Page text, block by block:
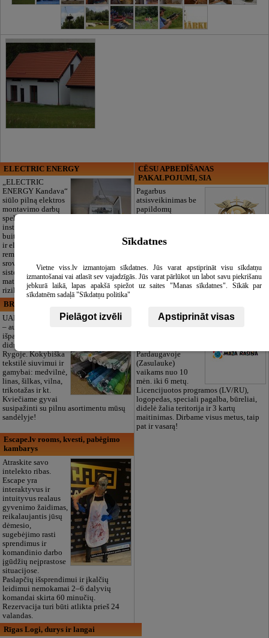
ELECTRIC ENERGY
„ELECTRIC
ENERGY Kandava“
siūlo pilną elektros
montavimo darbų
spektrą,
instaliacijos,
buitinės technikos
ir elektronikos
remontą, silpnų
srovių ir apsaugos
sistemų įrengimą, projektavimą,
matavimus bei elektros ūkio saugumo
rizikos vertinimą.
CĒSU APBEDĪŠANAS
PAKALPOJUMI, SIA
Pagarbus
atsisveikinimas be
papildomų
viskuo: pilnas
laidotuvių
transportas ir reikmenys. Dirbame 24/7.
Taip pat siūlome autentiškus tautinius
latviškus užtiesalus velionio atminimui
pagerbti.
BRISTOLS ES, SIA
UAB „Bristols ES“
– audinių
išparduotuvė ir
didmeninė prekyba
Rygoje. Kokybiška
tekstilė siuvimui ir
gamybai: medvilnė,
linas, šilkas, vilna,
trikotažas ir kt.
Kviečiame gyvai
susipažinti su pilnu asortimentu mūsų
sandėlyje!
izglītības iestāde
Pardaugavoje
(Zasulauke)
vaikams nuo 10
mėn. iki 6 metų.
Licencijuotos programos (LV/RU),
logopedas, speciali pagalba, būreliai,
didelė žalia teritorija ir 3 kartų
maitinimas. Dirbame visus metus, taip
pat ir vasarą!
Escape.lv rooms, kvesti, pabėgimo
kambarys
Atraskite savo
intelekto ribas.
Escape yra
interaktyvus ir
intuityvus realaus
gyvenimo žaidimas,
reikalaujantis jūsų
dėmesio,
sugebėjimo rasti
sprendimus ir
komandinio darbo
įgūdžių neįprastose
situacijose.
Paslapčių išsprendimui ir įkalčių
leidimui nemokamai 2–6 dalyvių
komandai skirta 60 minučių.
Rezervacija turi būti atlikta prieš 24
valandas.
Rīgas Logi, durys ir langai
Sīkdatnes
Vietne viss.lv izmantojam sīkdatnes. Jūs varat apstiprināt visu sīkdatņu
izmantošanai vai atlasīt sev vajadzīgās. Jūs varat pārlūkot un labot savu piekrišanu
jebkurā laikā, lapas apakšā spiežot uz saites "Manas sīkdatnes". Sīkāk par
sīkdatnēm sadaļā "Sīkdatņu politika"
Pielāgot izvēli Apstiprināt visas